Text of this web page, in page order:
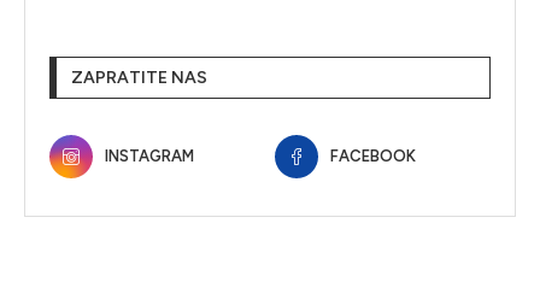
ZAPRATITE NAS
INSTAGRAM FACEBOOK